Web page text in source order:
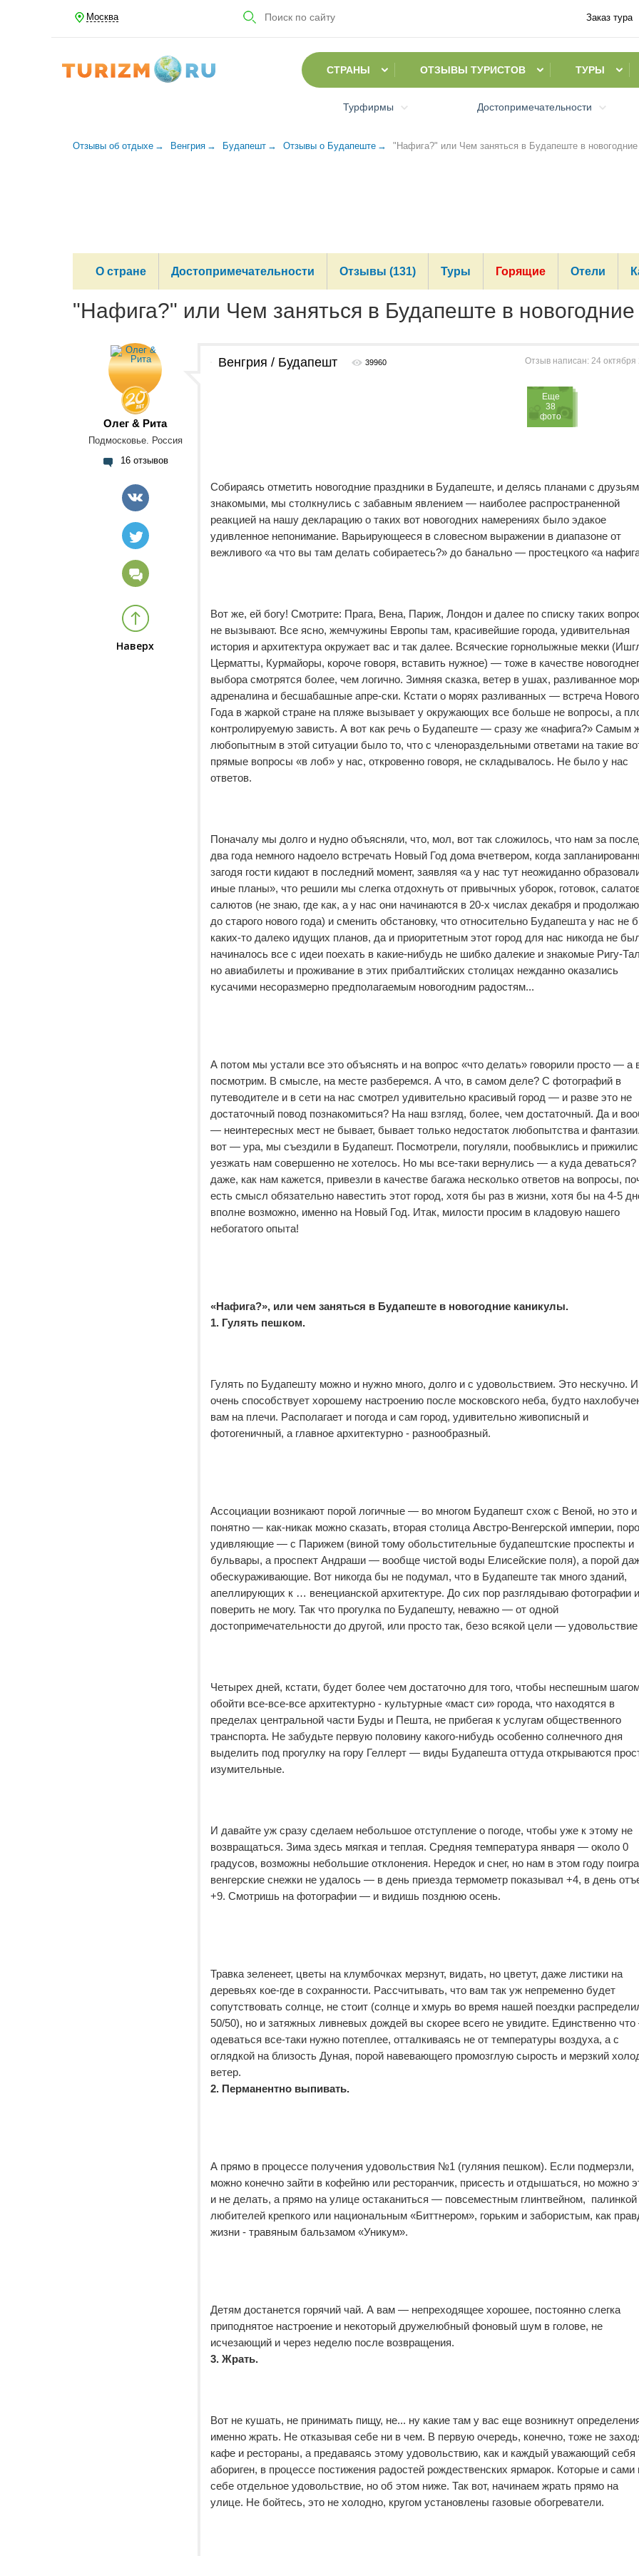
Москва Заказ тура
СТРАНЫ ОТЗЫВЫ ТУРИСТОВ ТУРЫ
Турфирмы Достопримечательности
Отзывы об отдыхе Венгрия Будапешт Отзывы о Будапеште "Нафига?" или Чем заняться в Будапеште в
О стране Достопримечательности Отзывы (131) Туры Горящие Отели
"Нафига?" или Чем заняться в Будапеште в
Олег & Рита
Подмосковье. Россия
16 отзывов
Наверх
Венгрия / Будапешт 39960 Отзыв написан: 24 октября
Eще
38
фото
0 0
Собираясь отметить новогодние праздники в Будапеште, и делясь планами с
знакомыми, мы столкнулись с забавным явлением — наиболее распространенной
реакцией на нашу декларацию о таких вот новогодних намерениях было эдакое
удивленное непонимание. Варьирующееся в словесном выражении в диапазоне от
вежливого «а что вы там делать собираетесь?» до банально — простецкого «а
1 0
Вот же, ей богу! Смотрите: Прага, Вена, Париж, Лондон и далее по списку таких
не вызывают. Все ясно, жемчужины Европы там, красивейшие города, удивительная
история и архитектура окружает вас и так далее. Всяческие горнолыжные мекки
Церматты, Курмайоры, короче говоря, вставить нужное) — тоже в качестве
выбора смотрятся более, чем логично. Зимняя сказка, ветер в ушах, разливанное
адреналина и бесшабашные апре-ски. Кстати о морях разливанных — встреча Нового
Года в жаркой стране на пляже вызывает у окружающих все больше не вопросы, а
контролируемую зависть. А вот как речь о Будапеште — сразу же «нафига?» Самым
любопытным в этой ситуации было то, что с членораздельными ответами на такие
прямые вопросы «в лоб» у нас, откровенно говоря, не складывалось. Не было у нас
ответов.
0 0
Поначалу мы долго и нудно объясняли, что, мол, вот так сложилось, что нам за
два года немного надоело встречать Новый Год дома вчетвером, когда
загодя гости кидают в последний момент, заявляя «а у нас тут неожиданно
иные планы», что решили мы слегка отдохнуть от привычных уборок, готовок,
салютов (не знаю, где как, а у нас они начинаются в 20-х числах декабря и
до старого нового года) и сменить обстановку, что относительно Будапешта у нас не
каких-то далеко идущих планов, да и приоритетным этот город для нас никогда не
начиналось все с идеи поехать в какие-нибудь не шибко далекие и знакомые Ригу-
но авиабилеты и проживание в этих прибалтийских столицах нежданно оказались
кусачими несоразмерно предполагаемым новогодним радостям...
0 0
А потом мы устали все это объяснять и на вопрос «что делать» говорили просто — а
посмотрим. В смысле, на месте разберемся. А что, в самом деле? С фотографий в
путеводителе и в сети на нас смотрел удивительно красивый город — и разве это не
достаточный повод познакомиться? На наш взгляд, более, чем достаточный. Да и
— неинтересных мест не бывает, бывает только недостаток любопытства и
вот — ура, мы съездили в Будапешт. Посмотрели, погуляли, пообвыклись и
уезжать нам совершенно не хотелось. Но мы все-таки вернулись — а куда
даже, как нам кажется, привезли в качестве багажа несколько ответов на вопросы,
есть смысл обязательно навестить этот город, хотя бы раз в жизни, хотя бы на 4-5
вполне возможно, именно на Новый Год. Итак, милости просим в кладовую нашего
небогатого опыта!
1 0
«Нафига?», или чем заняться в Будапеште в новогодние каникулы.
1. Гулять пешком.
0 0
Гулять по Будапешту можно и нужно много, долго и с удовольствием. Это нескучно. И
очень способствует хорошему настроению после московского неба, будто
вам на плечи. Располагает и погода и сам город, удивительно живописный и
фотогеничный, а главное архитектурно - разнообразный.
0 0
Ассоциации возникают порой логичные — во многом Будапешт схож с Веной, но это и
понятно — как-никак можно сказать, вторая столица Австро-Венгерской империи,
удивляющие — с Парижем (виной тому обольстительные будапештские проспекты и
бульвары, а проспект Андраши — вообще чистой воды Елисейские поля), а порой
обескураживающие. Вот никогда бы не подумал, что в Будапеште так много зданий,
апеллирующих к … венецианской архитектуре. До сих пор разглядываю фотографии и
поверить не могу. Так что прогулка по Будапешту, неважно — от одной
достопримечательности до другой, или просто так, безо всякой цели —
0 0
Четырех дней, кстати, будет более чем достаточно для того, чтобы неспешным
обойти все-все-все архитектурно - культурные «маст си» города, что находятся в
пределах центральной части Буды и Пешта, не прибегая к услугам общественного
транспорта. Не забудьте первую половину какого-нибудь особенно солнечного дня
выделить под прогулку на гору Геллерт — виды Будапешта оттуда открываются
изумительные.
0 0
И давайте уж сразу сделаем небольшое отступление о погоде, чтобы уже к этому не
возвращаться. Зима здесь мягкая и теплая. Средняя температура января — около 0
градусов, возможны небольшие отклонения. Нередок и снег, но нам в этом году
венгерские снежки не удалось — в день приезда термометр показывал +4, в день
+9. Смотришь на фотографии — и видишь позднюю осень.
0 0
Травка зеленеет, цветы на клумбочках мерзнут, видать, но цветут, даже листики на
деревьях кое-где в сохранности. Рассчитывать, что вам так уж непременно будет
сопутствовать солнце, не стоит (солнце и хмурь во время нашей поездки
50/50), но и затяжных ливневых дождей вы скорее всего не увидите. Единственно
одеваться все-таки нужно потеплее, отталкиваясь не от температуры воздуха, а с
оглядкой на близость Дуная, порой навевающего промозглую сырость и мерзкий
ветер.
2. Перманентно выпивать.
0 0
А прямо в процессе получения удовольствия №1 (гуляния пешком). Если подмерзли,
можно конечно зайти в кофейню или ресторанчик, присесть и отдышаться, но можно
и не делать, а прямо на улице остаканиться — повсеместным глинтвейном,
любителей крепкого или национальным «Биттнером», горьким и забористым, как
жизни - травяным бальзамом «Уникум».
0 0
Детям достанется горячий чай. А вам — непреходящее хорошее, постоянно слегка
приподнятое настроение и некоторый дружелюбный фоновый шум в голове, не
исчезающий и через неделю после возвращения.
3. Жрать.
0 0
Вот не кушать, не принимать пищу, не... ну какие там у вас еще возникнут
именно жрать. Не отказывая себе ни в чем. В первую очередь, конечно, тоже не
кафе и рестораны, а предаваясь этому удовольствию, как и каждый уважающий себя
абориген, в процессе постижения радостей рождественских ярмарок. Которые и сами
себе отдельное удовольствие, но об этом ниже. Так вот, начинаем жрать прямо на
улице. Не бойтесь, это не холодно, кругом установлены газовые обогреватели.